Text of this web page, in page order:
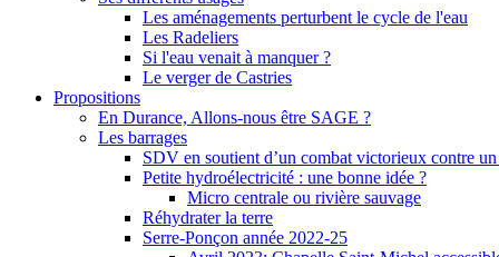
Les aménagements perturbent le cycle de l'eau
Les Radeliers
Si l'eau venait à manquer ?
Le verger de Castries
Propositions
En Durance, Allons-nous être SAGE ?
Les barrages
SDV en soutient d’un combat victorieux contre un
Petite hydroélectricité : une bonne idée ?
Micro centrale ou rivière sauvage
Réhydrater la terre
Serre-Ponçon année 2022-25